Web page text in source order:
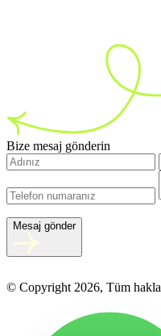
Bize mesaj gönderin
Mesaj gönder
© Copyright 2026, Tüm